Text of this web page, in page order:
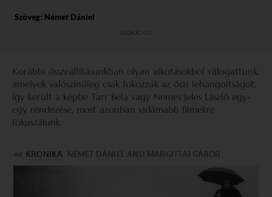
Szöveg: Német Dániel
2024.10.03.
Korábbi összeállításunkban olyan alkotásokból válogattunk,
amelyek valószínűleg csak fokozzák az őszi lehangoltságot,
így került a képbe Tarr Béla vagy Nemes Jeles László egy-
egy rendezése, most azonban vidámabb filmekre
fókuszálunk.